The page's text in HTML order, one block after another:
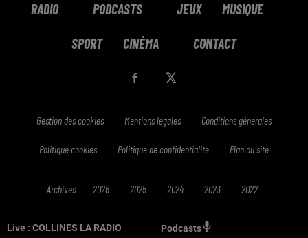
Live : COLLINES LA RADIO Podcasts
RADIO PODCASTS JEUX MUSIQUE
SPORT CINÉMA CONTACT
Gestion des cookies Mentions légales Conditions générales
Politique cookies Politique de confidentialité Plan du site
Archives 2026 2025 2024 2023 2022